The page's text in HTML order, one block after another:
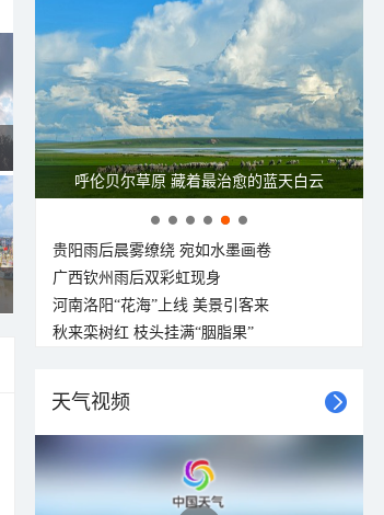
呼伦贝尔草原 藏着最治愈的蓝天白云
贵阳雨后晨雾缭绕 宛如水墨画卷
广西钦州雨后双彩虹现身
河南洛阳“花海”上线 美景引客来
秋来栾树红 枝头挂满“胭脂果”
天气视频